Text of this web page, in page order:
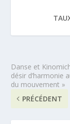
Danse et
désir d’harmonie
du mouvement »
PRÉCÉDENT